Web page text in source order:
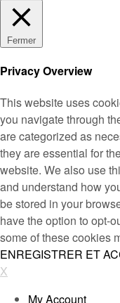
Fermer
Privacy Overview
This website uses
you navigate through
are categorized as
they are essential for
website. We also use
and understand how
be stored in your
have the option to opt-
some of these cookies
ENREGISTRER ET
X
My Account